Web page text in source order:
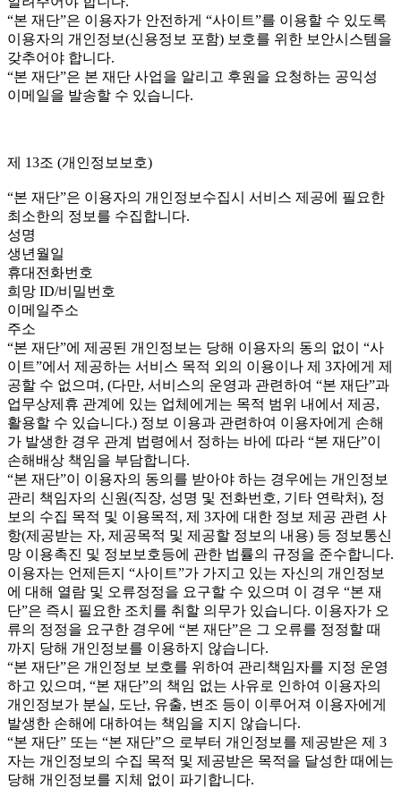
“본 재단”은 이용자가 안전하게 “사이트”를 이용할 수 있도록
이용자의 개인정보(신용정보 포함) 보호를 위한 보안시스템을
갖추어야 합니다.
“본 재단”은 본 재단 사업을 알리고 후원을 요청하는 공익성
이메일을 발송할 수 있습니다.
제 13조 (개인정보보호)
“본 재단”은 이용자의 개인정보수집시 서비스 제공에 필요한
최소한의 정보를 수집합니다.
성명
생년월일
휴대전화번호
희망 ID/비밀번호
이메일주소
주소
“본 재단”에 제공된 개인정보는 당해 이용자의 동의 없이 “사
이트”에서 제공하는 서비스 목적 외의 이용이나 제 3자에게 제
공할 수 없으며, (다만, 서비스의 운영과 관련하여 “본 재단”과
업무상제휴 관계에 있는 업체에게는 목적 범위 내에서 제공,
활용할 수 있습니다.) 정보 이용과 관련하여 이용자에게 손해
가 발생한 경우 관계 법령에서 정하는 바에 따라 “본 재단”이
손해배상 책임을 부담합니다.
“본 재단”이 이용자의 동의를 받아야 하는 경우에는 개인정보
관리 책임자의 신원(직장, 성명 및 전화번호, 기타 연락처), 정
보의 수집 목적 및 이용목적, 제 3자에 대한 정보 제공 관련 사
항(제공받는 자, 제공목적 및 제공할 정보의 내용) 등 정보통신
망 이용촉진 및 정보보호등에 관한 법률의 규정을 준수합니다.
이용자는 언제든지 “사이트”가 가지고 있는 자신의 개인정보
에 대해 열람 및 오류정정을 요구할 수 있으며 이 경우 “본 재
단”은 즉시 필요한 조치를 취할 의무가 있습니다. 이용자가 오
류의 정정을 요구한 경우에 “본 재단”은 그 오류를 정정할 때
까지 당해 개인정보를 이용하지 않습니다.
“본 재단”은 개인정보 보호를 위하여 관리책임자를 지정 운영
하고 있으며, “본 재단”의 책임 없는 사유로 인하여 이용자의
개인정보가 분실, 도난, 유출, 변조 등이 이루어져 이용자에게
발생한 손해에 대하여는 책임을 지지 않습니다.
“본 재단” 또는 “본 재단”으 로부터 개인정보를 제공받은 제 3
자는 개인정보의 수집 목적 및 제공받은 목적을 달성한 때에는
당해 개인정보를 지체 없이 파기합니다.